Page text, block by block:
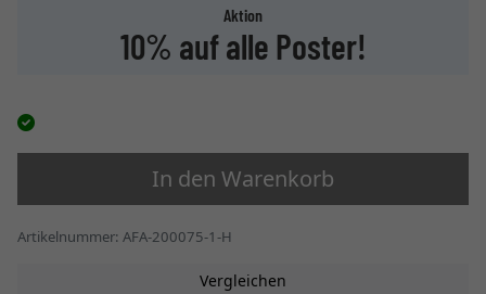
Aktion
10% auf alle Poster!
In den Warenkorb
Artikelnummer: AFA-200075-1-H
Vergleichen